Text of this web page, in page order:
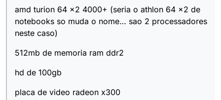
amd turion 64 x2 4000+ (seria o athlon 64 x2 de
notebooks so muda o nome… sao 2 processadores
neste caso)
512mb de memoria ram ddr2
hd de 100gb
placa de video radeon x300